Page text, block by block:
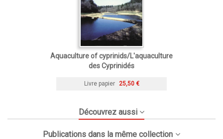
Aquaculture of cyprinids/L'aquaculture
des Cyprinidés
Livre papier 25,50 €
Découvrez aussi
Publications dans la même collection